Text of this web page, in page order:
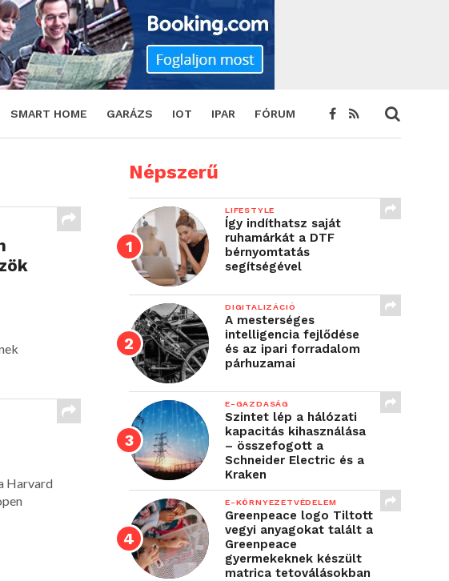
SMART HOME GARÁZS IOT IPAR FÓRUM
Harvard
Népszerű
LIFESTYLE
Így indíthatsz saját
ruhamárkát a DTF
bérnyomtatás
segítségével
DIGITALIZÁCIÓ
A mesterséges
intelligencia fejlődése
és az ipari forradalom
párhuzamai
E-GAZDASÁG
Szintet lép a hálózati
kapacitás kihasználása
– összefogott a
Schneider Electric és a
Kraken
E-KÖRNYEZETVÉDELEM
Greenpeace logo Tiltott
vegyi anyagokat talált a
Greenpeace
gyermekeknek készült
matrica tetoválásokban